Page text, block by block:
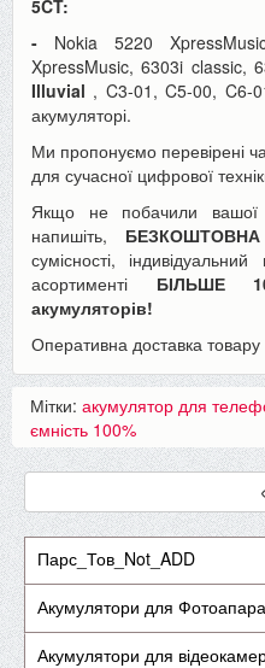
5CT:
- Nokia 5220
XpressMusic, 6303i classic,
Illuvial , C3-01, C5-00, C6-
акумуляторі.
Ми пропонуємо перевірені
для сучасної цифрової
Якщо не побачили
напишіть, БЕЗКОШТОВНА
сумісності,
асортименті БІЛЬШЕ
акумуляторів!
Оперативна доставка товару
Мітки: акумулятор для
ємність 100%
Парс_Тов_Not_ADD
Акумулятори для
Акумулятори для